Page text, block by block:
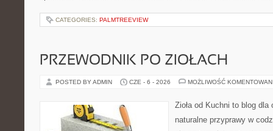
CATEGORIES: PALMTREEVIEW
PRZEWODNIK PO ZIOŁACH
POSTED BY ADMIN CZE - 6 - 2026 MOŻLIWOŚĆ
Zioła od Kuchni to blog
naturalne przyprawy w